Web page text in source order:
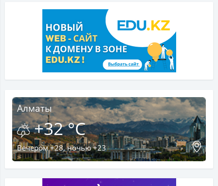
Алматы
+32 °C
Вечером +28, ночью +23